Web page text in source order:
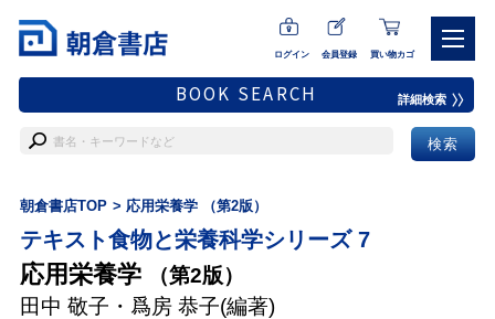
ログイン 会員登録 買い物カゴ
BOOK SEARCH 詳細検索
朝倉書店TOP 応用栄養学 （第2版）
テキスト食物と栄養科学シリーズ 7
応用栄養学
（第2版）
田中 敬子 ・ 爲房 恭子(編著)